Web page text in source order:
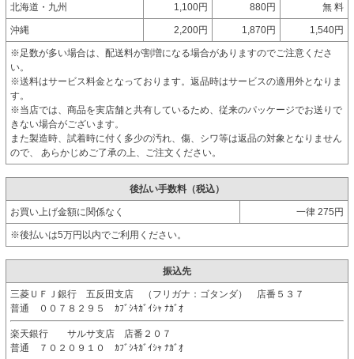
北海道・九州 1,100円 880円 無 料
沖縄 2,200円 1,870円 1,540円
※足数が多い場合は、配送料が割増になる場合がありますのでご注意くださ
い。
※送料はサービス料金となっております。返品時はサービスの適用外となりま
す。
※当店では、商品を実店舗と共有しているため、従来のパッケージでお送りで
きない場合がございます。
また製造時、試着時に付く多少の汚れ、傷、シワ等は返品の対象となりません
ので、 あらかじめご了承の上、ご注文ください。
後払い手数料（税込）
お買い上げ金額に関係なく 一律 275円
※後払いは5万円以内でご利用ください。
振込先
三菱ＵＦＪ銀行 五反田支店 （フリガナ：ゴタンダ） 店番５３７
普通 ００７８２９５ ｶﾌﾞｼｷｶﾞｲｼｬ ﾅｶﾞｵ
楽天銀行 サルサ支店 店番２０７
普通 ７０２０９１０ ｶﾌﾞｼｷｶﾞｲｼｬ ﾅｶﾞｵ